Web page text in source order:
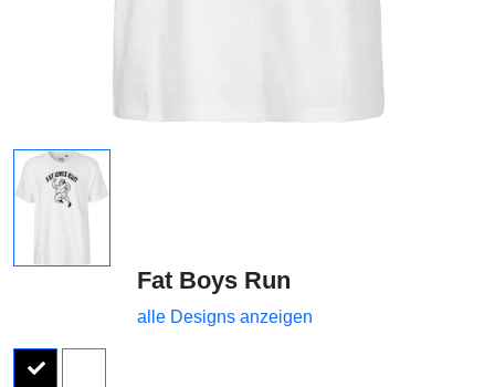
Fat Boys Run
alle Designs anzeigen